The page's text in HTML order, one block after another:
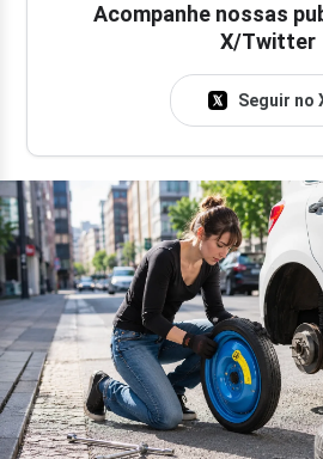
Acompanhe nossas
X/Twitter
Seguir no